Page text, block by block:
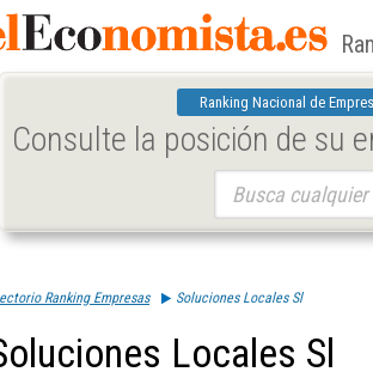
Ranking Nacional de
Consulte la posición de su
Ranking Empresas Soluciones Locales Sl
Locales Sl